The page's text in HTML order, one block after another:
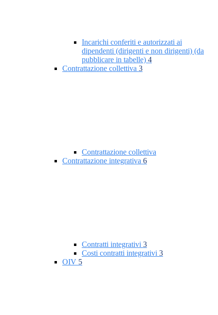
Incarichi conferiti e autorizzati ai
dipendenti (dirigenti e non dirigenti) (da
pubblicare in tabelle) 4
Contrattazione collettiva 3
Contrattazione collettiva
Contrattazione integrativa 6
Contratti integrativi 3
Costi contratti integrativi 3
OIV 5